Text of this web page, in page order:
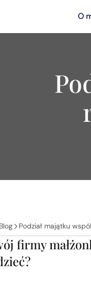
O
Blog Podział majątku
firmy